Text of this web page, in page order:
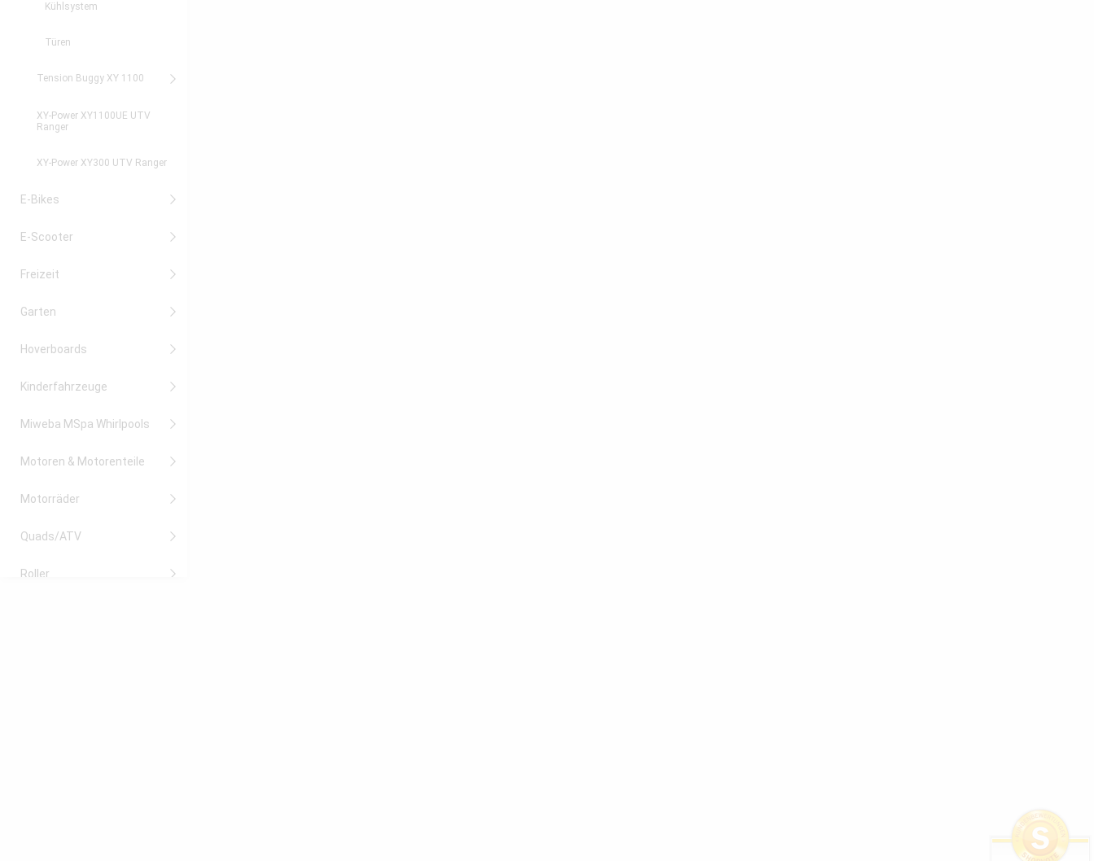
Kühlsystem
Türen
Tension Buggy XY 1100
XY-Power XY1100UE UTV
Ranger
XY-Power XY300 UTV Ranger
E-Bikes
E-Scooter
Freizeit
Garten
Hoverboards
Kinderfahrzeuge
Miweba MSpa Whirlpools
Motoren & Motorenteile
Motorräder
Quads/ATV
Roller